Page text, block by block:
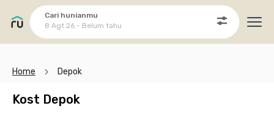
Cari hunianmu
8 Agt 26 - Belum tahu
Home Depok
Kost Depok